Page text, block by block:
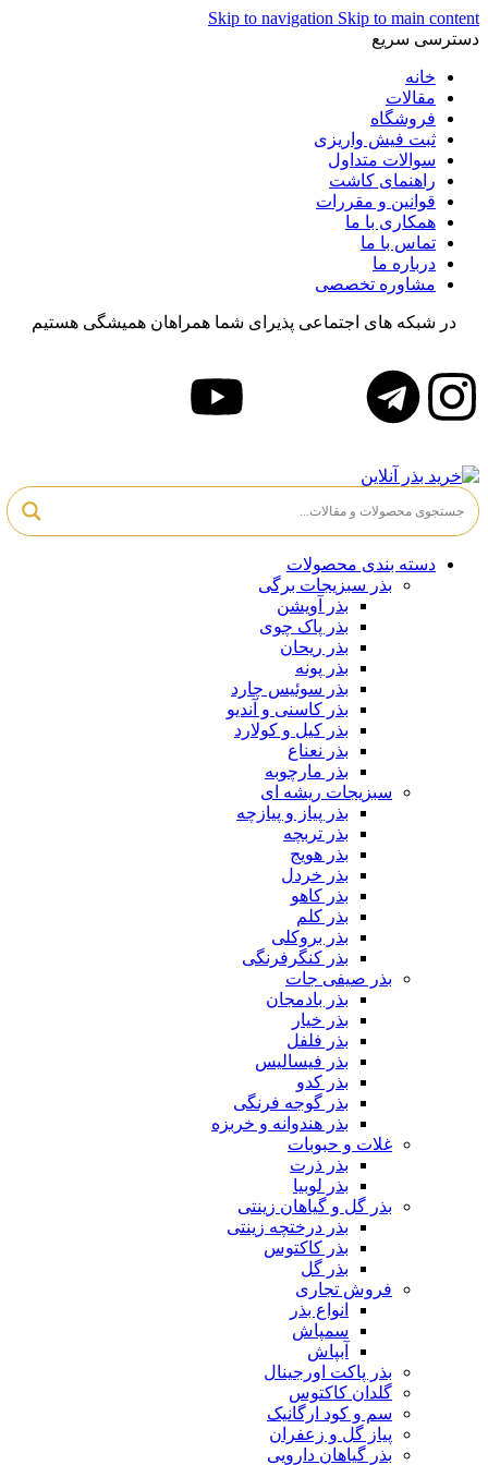
Skip to navigation Skip to main content
دسترسی سریع
خانه
مقالات
فروشگاه
ثبت فیش واریزی
سوالات متداول
راهنمای کاشت
قوانین و مقررات
همکاری با ما
تماس با ما
درباره ما
مشاوره تخصصی
در شبکه های اجتماعی پذیرای شما همراهان همیشگی هستیم
دسته بندی محصولات
بذر سبزیجات برگی
بذر آویشن
بذر پاک چوی
بذر ریحان
بذر پونه
بذر سوئیس چارد
بذر کاسنی و آندیو
بذر کیل و کولارد
بذر نعناع
بذر مارچوبه
سبزیجات ریشه ای
بذر پیاز و پیازچه
بذر تربچه
بذر هویج
بذر خردل
بذر کاهو
بذر کلم
بذر بروکلی
بذر کنگرفرنگی
بذر صیفی جات
بذر بادمجان
بذر خیار
بذر فلفل
بذر فیسالیس
بذر کدو
بذر گوجه فرنگی
بذر هندوانه و خربزه
غلات و حبوبات
بذر ذرت
بذر لوبیا
بذر گل و گیاهان زینتی
بذر درختچه زینتی
بذر کاکتوس
بذر گل
فروش تجاری
انواع بذر
سمپاش
آبپاش
بذر پاکت اورجینال
گلدان کاکتوس
سم و کود ارگانیک
پیاز گل و زعفران
بذر گیاهان دارویی